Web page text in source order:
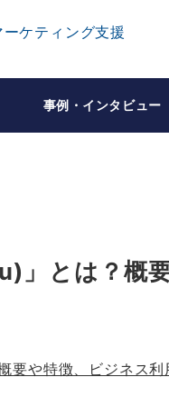
事例・インタビュー
」とは？概
や特徴、ビジネス